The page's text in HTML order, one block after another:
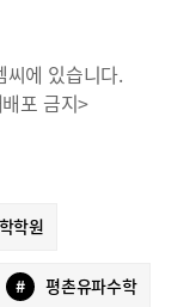
에 있습니다.
포 금지>
학원
# 평촌유파수학